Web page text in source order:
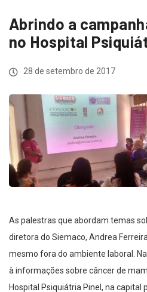
Abrindo a
no Hospital
28 de setembro de 2017
As palestras que abordam temas
diretora do Siemaco, Andrea
mesmo fora do ambiente laboral.
à informações sobre câncer de
Hospital Psiquiátria Pinel, na capital